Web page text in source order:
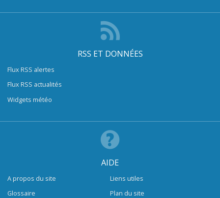
RSS ET DONNÉES
Flux RSS alertes
Flux RSS actualités
Widgets météo
AIDE
A propos du site
Glossaire
Liens utiles
Plan du site